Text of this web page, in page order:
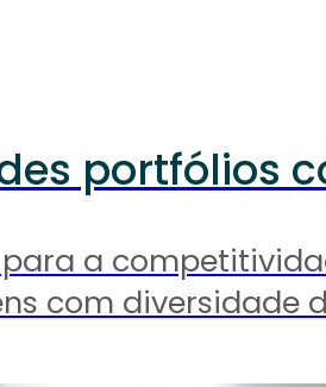
portfólios
a
com